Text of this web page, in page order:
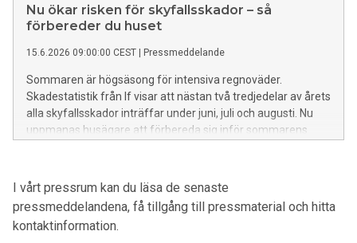
Nu ökar risken för skyfallsskador – så
förbereder du huset
15.6.2026 09:00:00 CEST | Pressmeddelande
Sommaren är högsäsong för intensiva regnoväder.
Skadestatistik från If visar att nästan två tredjedelar av årets
alla skyfallsskador inträffar under juni, juli och augusti. Nu
uppmanas husägare att förbereda sig inför sommarens
I vårt pressrum kan du läsa de senaste
pressmeddelandena, få tillgång till pressmaterial och hitta
kontaktinformation.